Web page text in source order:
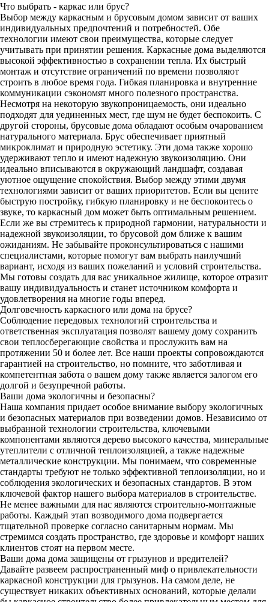
Что выбрать - каркас или брус?
Выбор между каркасным и брусовым домом зависит от ваших
индивидуальных предпочтений и потребностей. Обе
технологии имеют свои преимущества, которые следует
учитывать при принятии решения. Каркасные дома выделяются
высокой эффективностью в сохранении тепла. Их быстрый
монтаж и отсутствие ограничений по времени позволяют
строить в любое время года. Гибкая планировка и внутренние
коммуникации сэкономят много полезного пространства.
Несмотря на некоторую звукопроницаемость, они идеально
подходят для уединенных мест, где шум не будет беспокоить. С
другой стороны, брусовые дома обладают особым очарованием
натурального материала. Брус обеспечивает приятный
микроклимат и природную эстетику. Эти дома также хорошо
удерживают тепло и имеют надежную звукоизоляцию. Они
идеально вписываются в окружающий ландшафт, создавая
уютное ощущение спокойствия. Выбор между этими двумя
технологиями зависит от ваших приоритетов. Если вы цените
быструю постройку, гибкую планировку и не беспокоитесь о
звуке, то каркасный дом может быть оптимальным решением.
Если же вы стремитесь к природной гармонии, натуральности и
надежной звукоизоляции, то брусовой дом ближе к вашим
ожиданиям. Не забывайте проконсультироваться с нашими
специалистами, которые помогут вам выбрать наилучший
вариант, исходя из ваших пожеланий и условий строительства.
Мы готовы создать для вас уникальное жилище, которое отразит
вашу индивидуальность и станет источником комфорта и
удовлетворения на многие годы вперед.
Долговечность каркасного или дома на брусе?
Соблюдение передовых технологий строительства и
ответственная эксплуатация позволят вашему дому сохранить
свои теплосберегающие свойства и прослужить вам на
протяжении 50 и более лет. Все наши проекты сопровождаются
гарантией на строительство, но помните, что заботливая и
компетентная забота о вашем дому также является залогом его
долгой и безупречной работы.
Ваши дома экологичны и безопасны?
Наша компания придает особое внимание выбору экологичных
и безопасных материалов при возведении домов. Независимо от
выбранной технологии строительства, ключевыми
компонентами являются дерево высокого качества, минеральные
утеплители с отличной теплоизоляцией, а также надежные
металлические конструкции. Мы понимаем, что современные
стандарты требуют не только эффективной теплоизоляции, но и
соблюдения экологических и безопасных стандартов. В этом
ключевой фактор нашего выбора материалов в строительстве.
Не менее важными для нас являются строительно-монтажные
работы. Каждый этап возводимого дома подвергается
тщательной проверке согласно санитарным нормам. Мы
стремимся создать пространство, где здоровье и комфорт наших
клиентов стоят на первом месте.
Ваши дома дома защищены от грызунов и вредителей?
Давайте развеем распространенный миф о привлекательности
каркасной конструкции для грызунов. На самом деле, не
существует никаких объективных оснований, которые делали